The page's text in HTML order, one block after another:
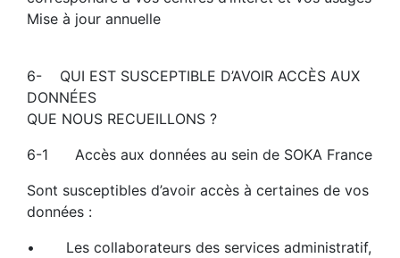
Mise à jour annuelle
6- QUI EST SUSCEPTIBLE D’AVOIR ACCÈS AUX
DONNÉES
QUE NOUS RECUEILLONS ?
6-1 Accès aux données au sein de SOKA France
Sont susceptibles d’avoir accès à certaines de vos
données :
• Les collaborateurs des services administratif,